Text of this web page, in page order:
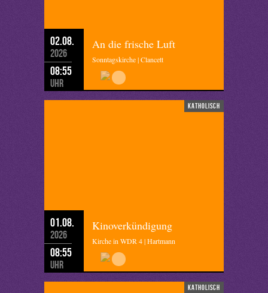
02.08.
2026
08:55
Uhr
An die frische Luft
Sonntagskirche | Clancett
katholisch
01.08.
2026
08:55
Uhr
Kinoverkündigung
Kirche in WDR 4 | Hartmann
katholisch